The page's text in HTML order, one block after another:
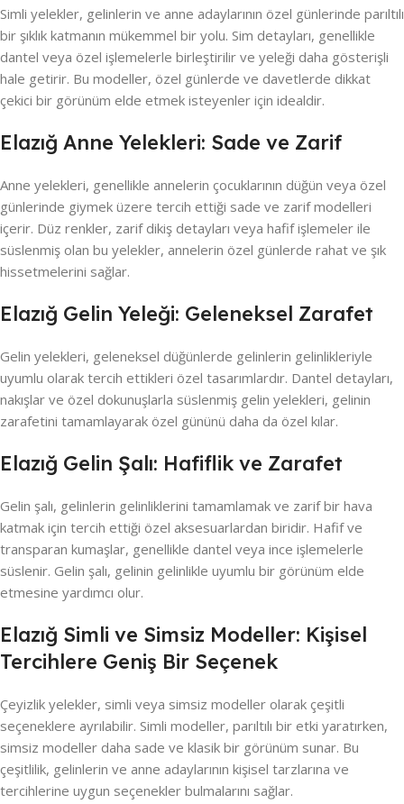
Simli yelekler, gelinlerin ve anne adaylarının özel günlerinde parıltılı
bir şıklık katmanın mükemmel bir yolu. Sim detayları, genellikle
dantel veya özel işlemelerle birleştirilir ve yeleği daha gösterişli
hale getirir. Bu modeller, özel günlerde ve davetlerde dikkat
çekici bir görünüm elde etmek isteyenler için idealdir.
Elazığ Anne Yelekleri: Sade ve Zarif
Anne yelekleri, genellikle annelerin çocuklarının düğün veya özel
günlerinde giymek üzere tercih ettiği sade ve zarif modelleri
içerir. Düz renkler, zarif dikiş detayları veya hafif işlemeler ile
süslenmiş olan bu yelekler, annelerin özel günlerde rahat ve şık
hissetmelerini sağlar.
Elazığ Gelin Yeleği: Geleneksel Zarafet
Gelin yelekleri, geleneksel düğünlerde gelinlerin gelinlikleriyle
uyumlu olarak tercih ettikleri özel tasarımlardır. Dantel detayları,
nakışlar ve özel dokunuşlarla süslenmiş gelin yelekleri, gelinin
zarafetini tamamlayarak özel gününü daha da özel kılar.
Elazığ Gelin Şalı: Hafiflik ve Zarafet
Gelin şalı, gelinlerin gelinliklerini tamamlamak ve zarif bir hava
katmak için tercih ettiği özel aksesuarlardan biridir. Hafif ve
transparan kumaşlar, genellikle dantel veya ince işlemelerle
süslenir. Gelin şalı, gelinin gelinlikle uyumlu bir görünüm elde
etmesine yardımcı olur.
Elazığ Simli ve Simsiz Modeller: Kişisel
Tercihlere Geniş Bir Seçenek
Çeyizlik yelekler, simli veya simsiz modeller olarak çeşitli
seçeneklere ayrılabilir. Simli modeller, parıltılı bir etki yaratırken,
simsiz modeller daha sade ve klasik bir görünüm sunar. Bu
çeşitlilik, gelinlerin ve anne adaylarının kişisel tarzlarına ve
tercihlerine uygun seçenekler bulmalarını sağlar.